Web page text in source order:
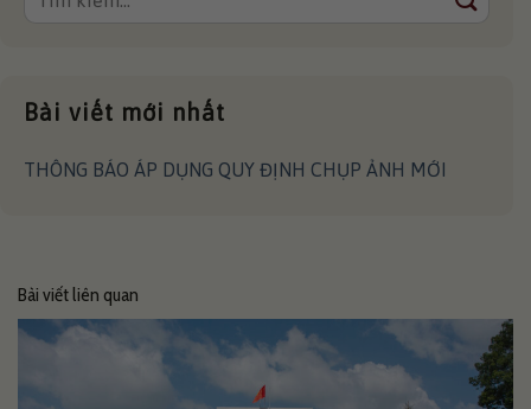
Bài viết mới nhất
THÔNG BÁO ÁP DỤNG QUY ĐỊNH CHỤP ẢNH MỚI
Bài viết liên quan